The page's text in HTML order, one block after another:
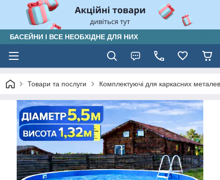
БАСЕЙНИ І ВСЕ НЕОБХІДНЕ ДЛЯ НИХ
Товари та послуги Комплектуючі для каркасних